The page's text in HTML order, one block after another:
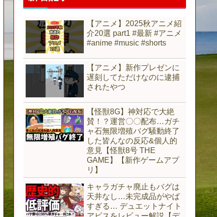
【アニメ】2025秋アニメ紹
介20選 part1 #最新 #アニメ
#anime #music #shorts
【アニメ】新作プレゼンに
遅刻してただけなのに逮捕
されたやつ
【怪獣8G】神対応で大絶
賛！？運営〇〇配布…ガチ
ャ石無限増殖バグ騒動終了
した皆んなの反応&個人的
意見【怪獣8号 THE
GAME】【新作ゲームアプ
リ】
キャラガチャ廃止もバグは
天井なし…未完成品がやば
すぎる… デュエットナイト